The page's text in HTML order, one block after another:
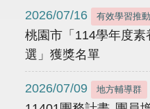
2026/07/16 有效學習推動
桃園市「114學年度
選」獲獎名單
2026/07/09 地方輔導群